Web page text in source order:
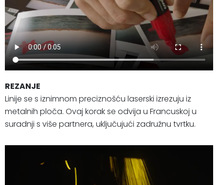
REZANJE
Linije se s iznimnom preciznošću laserski izrezuju iz
metalnih ploča. Ovaj korak se odvija u Francuskoj u
suradnji s više partnera, uključujući zadružnu tvrtku.